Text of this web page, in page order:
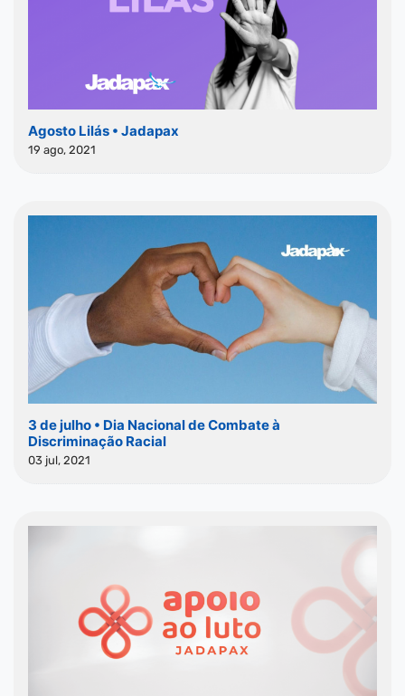
Agosto Lilás • Jadapax
19 ago, 2021
3 de julho • Dia Nacional de Combate à
Discriminação Racial
03 jul, 2021